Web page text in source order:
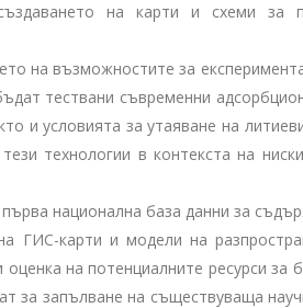
на карти и схеми за
на възможностите за
тествани съвременни
и условията за утаяване на
технологии в контекста на
национална база данни за
ГИС-карти и модели на
на потенциалните ресурси за
за запълване на съществуваща